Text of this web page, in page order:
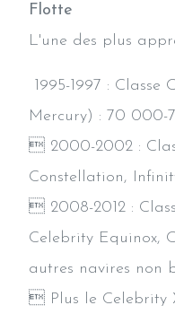
Flotte
L'une des plus
1995-1997 : Classe
Mercury) : 70 000-
 2000-2002 :
Constellation,
 2008-2012 :
Celebrity Equinox,
autres navires non
 Plus le Celebrity